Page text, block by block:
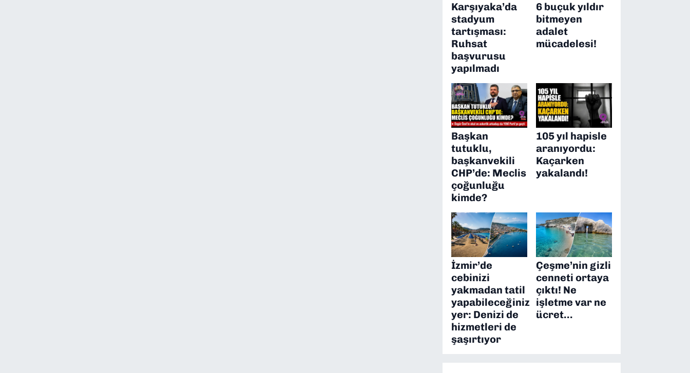
Karşıyaka’da
stadyum
tartışması:
Ruhsat
başvurusu
yapılmadı
6 buçuk yıldır
bitmeyen
adalet
mücadelesi!
Başkan
tutuklu,
başkanvekili
CHP’de: Meclis
çoğunluğu
kimde?
105 yıl hapisle
aranıyordu:
Kaçarken
yakalandı!
İzmir’de
cebinizi
yakmadan tatil
yapabileceğiniz
yer: Denizi de
hizmetleri de
şaşırtıyor
Çeşme’nin gizli
cenneti ortaya
çıktı! Ne
işletme var ne
ücret…